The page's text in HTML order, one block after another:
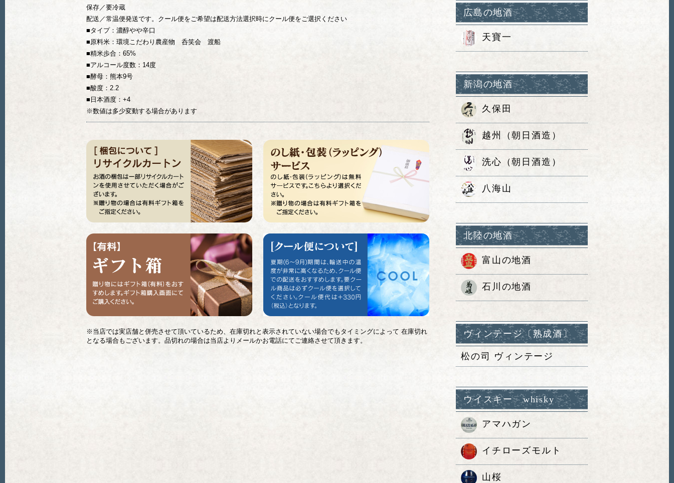
保存／要冷蔵
配送／常温便発送です。クール便をご希望は配送方法選択時にクール便をご選択ください
■タイプ：濃醇やや辛口
■原料米：環境こだわり農産物 呑笑会 渡船
■精米歩合：65%
■アルコール度数：14度
■酵母：熊本9号
■酸度：2.2
■日本酒度：+4
※数値は多少変動する場合があります
※当店では実店舗と併売させて頂いているため、在庫切れと表示されていない場合でもタイミングによって 在庫切れ
となる場合もございます。品切れの場合は当店よりメールかお電話にてご連絡させて頂きます。
広島の地酒
天寶一
新潟の地酒
久保田
越州（朝日酒造）
洗心（朝日酒造）
八海山
北陸の地酒
富山の地酒
石川の地酒
ヴィンテージ〔熟成酒〕
松の司 ヴィンテージ
ウイスキー whisky
アマハガン
イチローズモルト
山桜